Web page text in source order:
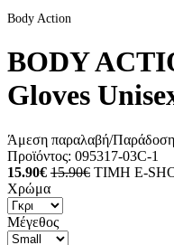
Body Action
BODY
Gloves
Άμεση παραλαβή/
Προϊόντος: 095317-03C-1
15.90€ 15.90€ ΤΙΜΗ E-
Χρώμα
Μέγεθος